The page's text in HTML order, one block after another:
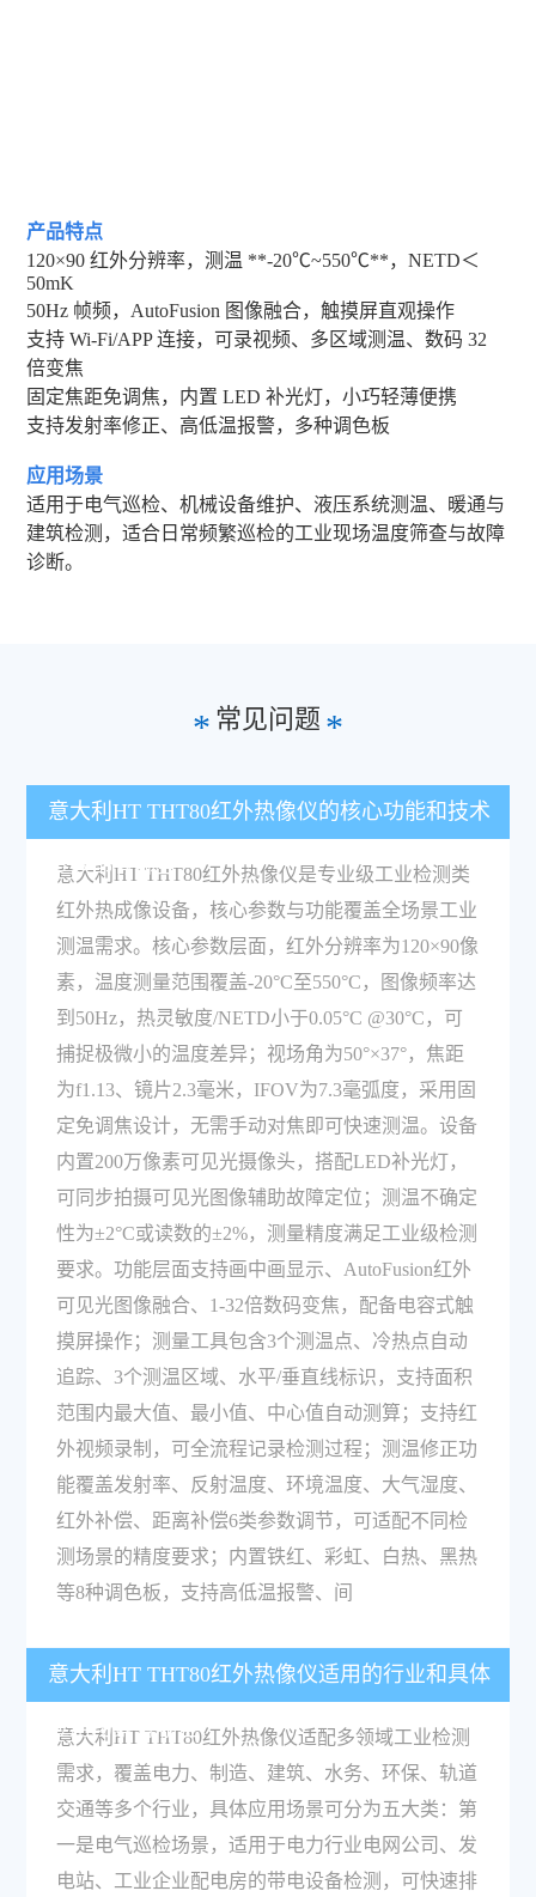
产品特点
120×90 红外分辨率，测温 **-20℃~550℃**，NETD＜
50mK
50Hz 帧频，AutoFusion 图像融合，触摸屏直观操作
支持 Wi-Fi/APP 连接，可录视频、多区域测温、数码 32
倍变焦
固定焦距免调焦，内置 LED 补光灯，小巧轻薄便携
支持发射率修正、高低温报警，多种调色板
应用场景
适用于电气巡检、机械设备维护、液压系统测温、暖通与
建筑检测，适合日常频繁巡检的工业现场温度筛查与故障
诊断。
* 常见问题 *
意大利HT THT80红外热像仪的核心功能和技术
参数都有哪些？
意大利HT THT80红外热像仪是专业级工业检测类
红外热成像设备，核心参数与功能覆盖全场景工业
测温需求。核心参数层面，红外分辨率为120×90像
素，温度测量范围覆盖-20°C至550°C，图像频率达
到50Hz，热灵敏度/NETD小于0.05°C @30°C，可
捕捉极微小的温度差异；视场角为50°×37°，焦距
为f1.13、镜片2.3毫米，IFOV为7.3毫弧度，采用固
定免调焦设计，无需手动对焦即可快速测温。设备
内置200万像素可见光摄像头，搭配LED补光灯，
可同步拍摄可见光图像辅助故障定位；测温不确定
性为±2°C或读数的±2%，测量精度满足工业级检测
要求。功能层面支持画中画显示、AutoFusion红外
可见光图像融合、1-32倍数码变焦，配备电容式触
摸屏操作；测量工具包含3个测温点、冷热点自动
追踪、3个测温区域、水平/垂直线标识，支持面积
范围内最大值、最小值、中心值自动测算；支持红
外视频录制，可全流程记录检测过程；测温修正功
能覆盖发射率、反射温度、环境温度、大气湿度、
红外补偿、距离补偿6类参数调节，可适配不同检
测场景的精度要求；内置铁红、彩虹、白热、黑热
等8种调色板，支持高低温报警、间
意大利HT THT80红外热像仪适用的行业和具体
应用场景有哪些？
意大利HT THT80红外热像仪适配多领域工业检测
需求，覆盖电力、制造、建筑、水务、环保、轨道
交通等多个行业，具体应用场景可分为五大类：第
一是电气巡检场景，适用于电力行业电网公司、发
电站、工业企业配电房的带电设备检测，可快速排